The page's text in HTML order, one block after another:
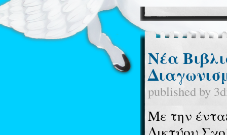
Νέα
published by
Με την